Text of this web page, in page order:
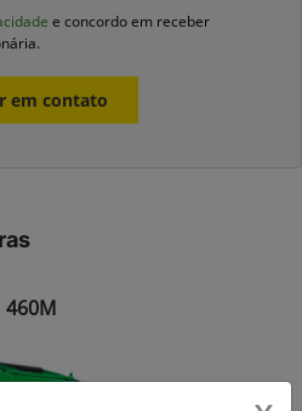
e concordo em receber
em contato
460M